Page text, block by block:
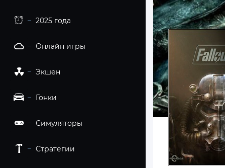
2025 года
Онлайн игры
Экшен
Гонки
Симуляторы
Стратегии